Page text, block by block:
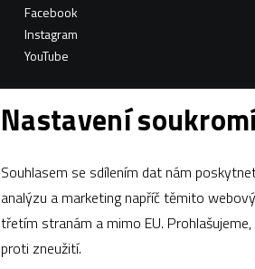
Facebook
Instagram
YouTube
Nastavení
Souhlasem se sdílením dat nám
analýzu a marketing napříč těmito webovými stránkami. Dále
třetím stranám a mimo EU.
proti zneužití.